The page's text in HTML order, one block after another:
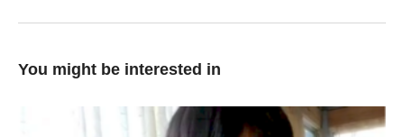
You might be interested in